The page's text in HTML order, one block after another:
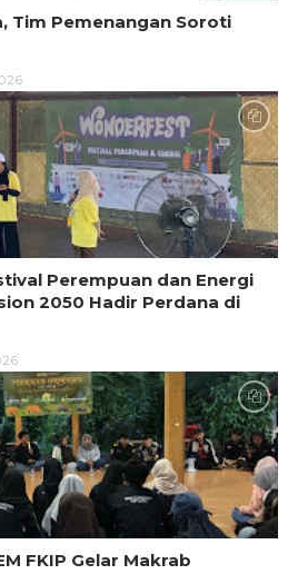
Tim Pemenangan Soroti
Perempuan dan Energi
2050 Hadir Perdana di
FKIP Gelar Makrab